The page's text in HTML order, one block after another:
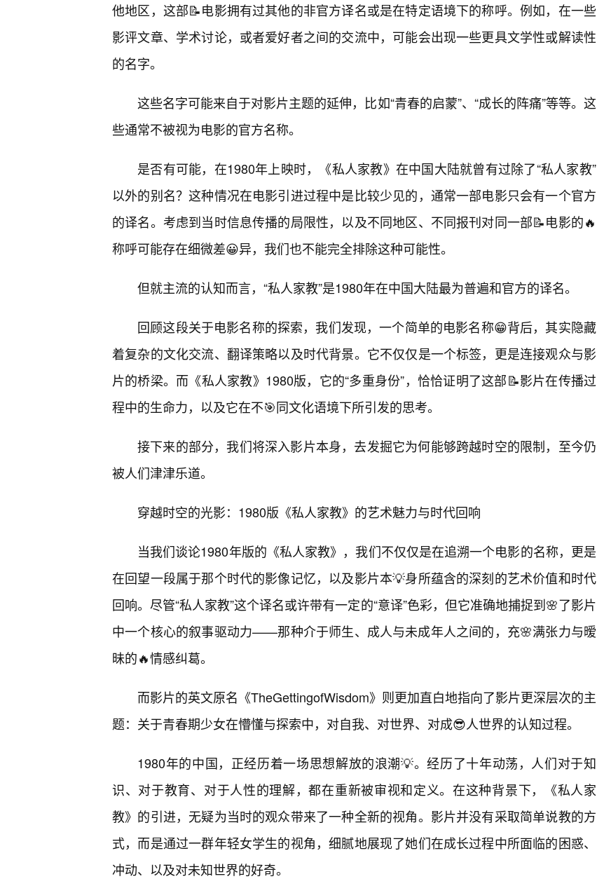
他地区，这部📝电影拥有过其他的非官方译名或是在特定语境下的称呼。例如，在一些
影评文章、学术讨论，或者爱好者之间的交流中，可能会出现一些更具文学性或解读性
的名字。
这些名字可能来自于对影片主题的延伸，比如“青春的启蒙”、“成长的阵痛”等等。这
些通常不被视为电影的官方名称。
是否有可能，在1980年上映时，《私人家教》在中国大陆就曾有过除了“私人家教”
以外的别名？这种情况在电影引进过程中是比较少见的，通常一部电影只会有一个官方
的译名。考虑到当时信息传播的局限性，以及不同地区、不同报刊对同一部📝电影的🔥
称呼可能存在细微差😀异，我们也不能完全排除这种可能性。
但就主流的认知而言，“私人家教”是1980年在中国大陆最为普遍和官方的译名。
回顾这段关于电影名称的探索，我们发现，一个简单的电影名称😁背后，其实隐藏
着复杂的文化交流、翻译策略以及时代背景。它不仅仅是一个标签，更是连接观众与影
片的桥梁。而《私人家教》1980版，它的“多重身份”，恰恰证明了这部📝影片在传播过
程中的生命力，以及它在不🎯同文化语境下所引发的思考。
接下来的部分，我们将深入影片本身，去发掘它为何能够跨越时空的限制，至今仍
被人们津津乐道。
穿越时空的光影：1980版《私人家教》的艺术魅力与时代回响
当我们谈论1980年版的《私人家教》，我们不仅仅是在追溯一个电影的名称，更是
在回望一段属于那个时代的影像记忆，以及影片本💡身所蕴含的深刻的艺术价值和时代
回响。尽管“私人家教”这个译名或许带有一定的“意译”色彩，但它准确地捕捉到🌸了影片
中一个核心的叙事驱动力——那种介于师生、成人与未成年人之间的，充🌸满张力与暧
昧的🔥情感纠葛。
而影片的英文原名《TheGettingofWisdom》则更加直白地指向了影片更深层次的主
题：关于青春期少女在懵懂与探索中，对自我、对世界、对成😎人世界的认知过程。
1980年的中国，正经历着一场思想解放的浪潮💡。经历了十年动荡，人们对于知
识、对于教育、对于人性的理解，都在重新被审视和定义。在这种背景下，《私人家
教》的引进，无疑为当时的观众带来了一种全新的视角。影片并没有采取简单说教的方
式，而是通过一群年轻女学生的视角，细腻地展现了她们在成长过程中所面临的困惑、
冲动、以及对未知世界的好奇。